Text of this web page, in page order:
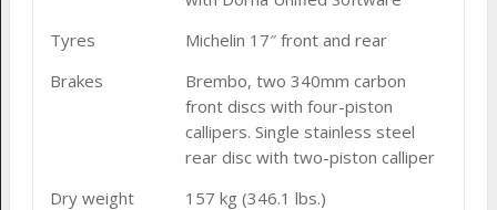
Tyres
Michelin 17″ front and rear
Brakes
Brembo, two 340mm carbon
front discs with four-piston
callipers. Single stainless steel
rear disc with two-piston calliper
Dry weight
157 kg (346.1 lbs.)